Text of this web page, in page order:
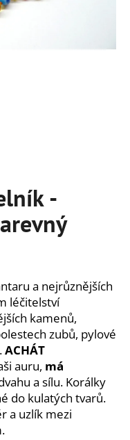
-
a nejrůznějších
léčitelství
kamenů,
zubů, pylové
ACHÁT
auru, má
a sílu. Korálky
do kulatých tvarů.
a uzlík mezi